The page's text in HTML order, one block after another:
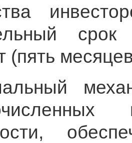
срок
(пять